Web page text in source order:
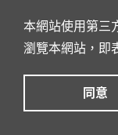
本網站使用第三
瀏覽本網站，即
同意